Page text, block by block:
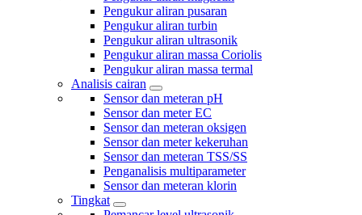
Pengukur aliran pusaran
Pengukur aliran turbin
Pengukur aliran ultrasonik
Pengukur aliran massa Coriolis
Pengukur aliran massa termal
Analisis cairan
Sensor dan meteran pH
Sensor dan meter EC
Sensor dan meteran oksigen
Sensor dan meter kekeruhan
Sensor dan meteran TSS/SS
Penganalisis multiparameter
Sensor dan meteran klorin
Tingkat